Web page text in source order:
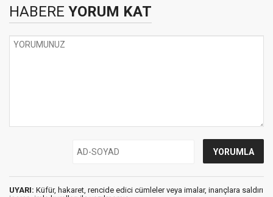
HABERE YORUM KAT
UYARI: Küfür, hakaret, rencide edici cümleler veya imalar, inançlara saldırı